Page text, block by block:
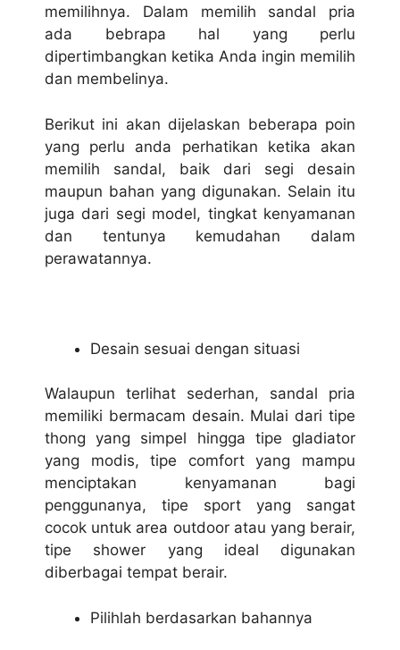
memilihnya. Dalam memilih sandal pria
ada bebrapa hal yang perlu
dipertimbangkan ketika Anda ingin memilih
dan membelinya.
Berikut ini akan dijelaskan beberapa poin
yang perlu anda perhatikan ketika akan
memilih sandal, baik dari segi desain
maupun bahan yang digunakan. Selain itu
juga dari segi model, tingkat kenyamanan
dan tentunya kemudahan dalam
perawatannya.
Desain sesuai dengan situasi
Walaupun terlihat sederhan, sandal pria
memiliki bermacam desain. Mulai dari tipe
thong yang simpel hingga tipe gladiator
yang modis, tipe comfort yang mampu
menciptakan kenyamanan bagi
penggunanya, tipe sport yang sangat
cocok untuk area outdoor atau yang berair,
tipe shower yang ideal digunakan
diberbagai tempat berair.
Pilihlah berdasarkan bahannya